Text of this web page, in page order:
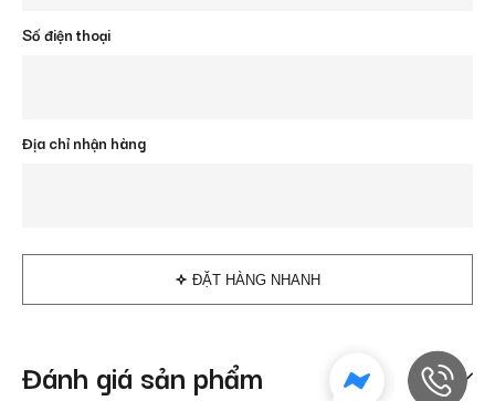
Số điện thoại
Địa chỉ nhận hàng
ĐẶT HÀNG NHANH
Đánh giá sản phẩm